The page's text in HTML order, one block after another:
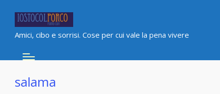
Amici, cibo e sorrisi. Cose per cui vale la pena vivere
salama